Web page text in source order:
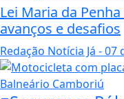
Lei Maria da
avanços e desafios
Redação Notícia Já - 07